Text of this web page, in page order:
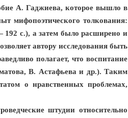
А. Гаджиева, которое вышло в
мифопоэтического толкования:
192 с.), а затем было расширено и
автору исследования быть
полагает, что воспитание
В. Астафьева и др.). Таким
о нравственных проблемах,
штудии относительно